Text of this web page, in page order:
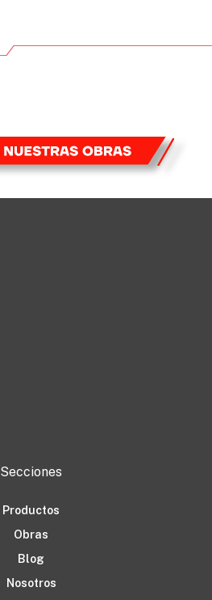
Secciones
Productos
Obras
Blog
Nosotros